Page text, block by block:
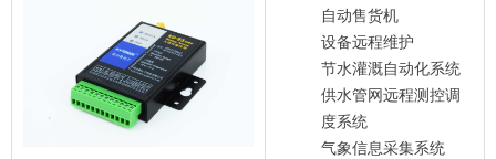
自动售货机
设备远程维护
节水灌溉自动化系统
供水管网远程测控调
度系统
气象信息采集系统